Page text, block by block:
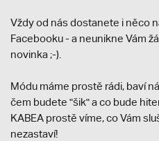
Vždy od nás dostanete i něco
Facebooku - a neunikne Vám
novinka ;-).
Módu máme prostě rádi, baví
čem budete "šik" a co bude
KABEA prostě víme, co Vám
nezastaví!